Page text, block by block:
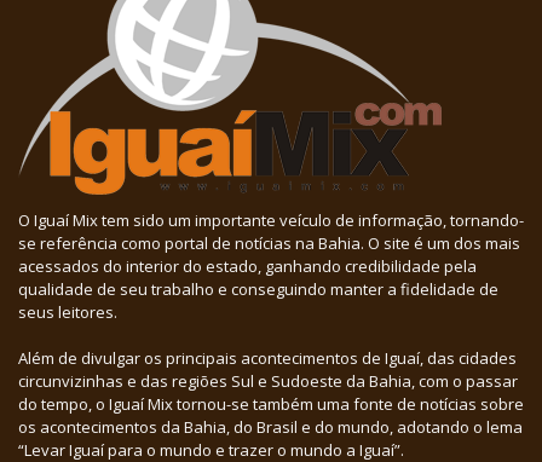
O Iguaí Mix tem sido um importante veículo de informação, tornando-
se referência como portal de notícias na Bahia. O site é um dos mais
acessados do interior do estado, ganhando credibilidade pela
qualidade de seu trabalho e conseguindo manter a fidelidade de
seus leitores.
Além de divulgar os principais acontecimentos de Iguaí, das cidades
circunvizinhas e das regiões Sul e Sudoeste da Bahia, com o passar
do tempo, o Iguaí Mix tornou-se também uma fonte de notícias sobre
os acontecimentos da Bahia, do Brasil e do mundo, adotando o lema
“Levar Iguaí para o mundo e trazer o mundo a Iguaí”.